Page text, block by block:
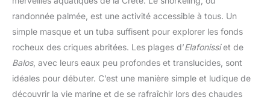
randonnée palmée, est une activité accessible à tous. Un
simple masque et un tuba suffisent pour explorer les fonds
rocheux des criques abritées. Les plages d’Elafonissiet de
Balos, avec leurs eaux peu profondes et translucides, sont
idéales pour débuter. C’est une manière simple et ludique de
découvrir la vie marine et de se rafraîchir lors des chaudes